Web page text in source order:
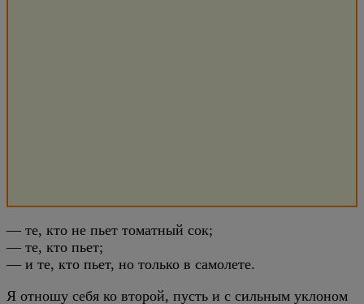
— те, кто не пьет томатный сок;
— те, кто пьет;
— и те, кто пьет, но только в самолете.
Я отношу себя ко второй, пусть и с сильным уклоном